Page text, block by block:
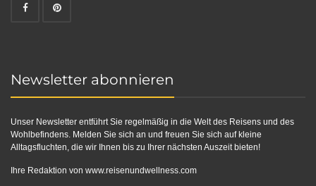
Newsletter abonnieren
Unser Newsletter entführt Sie regelmäßig in die Welt des Reisens und des
Wohlbefindens. Melden Sie sich an und freuen Sie sich auf kleine
Alltagsfluchten, die wir Ihnen bis zu Ihrer nächsten Auszeit bieten!
Ihre Redaktion von www.reisenundwellness.com